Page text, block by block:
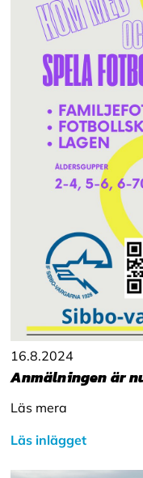
16.8.2024
Anmälningen är
Läs mera
Läs inlägget